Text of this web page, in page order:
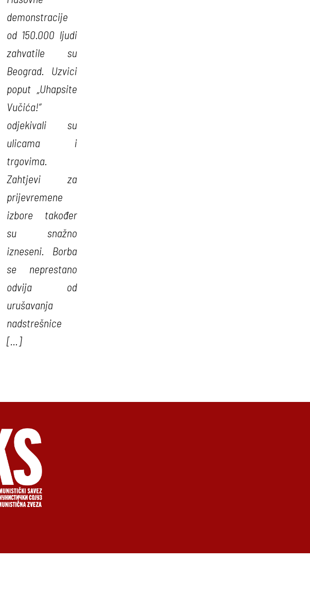
demonstracije
od 150.000 ljudi
zahvatile su
Beograd. Uzvici
poput „Uhapsite
Vučića!“
odjekivali su
ulicama i
trgovima.
Zahtjevi za
prijevremene
izbore također
su snažno
izneseni. Borba
se neprestano
odvija od
urušavanja
nadstrešnice
[…]